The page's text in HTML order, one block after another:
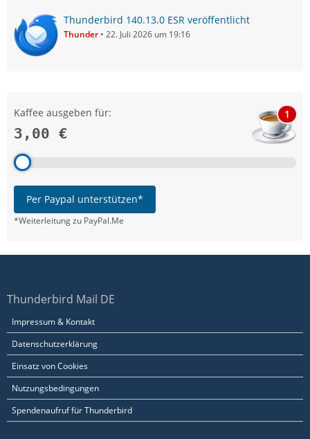
Thunderbird 140.13.0 ESR veröffentlicht
Thunder 22. Juli 2026 um 19:16
Kaffee ausgeben für:
3,00 €
1
Per Paypal unterstützen*
*Weiterleitung zu PayPal.Me
Thunderbird Mail DE
Impressum & Kontakt
Datenschutzerklärung
Einsatz von Cookies
Nutzungsbedingungen
Spendenaufruf für Thunderbird